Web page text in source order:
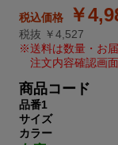
￥
税抜 ￥4,527
商品コード
品番1
サイズ
カラー